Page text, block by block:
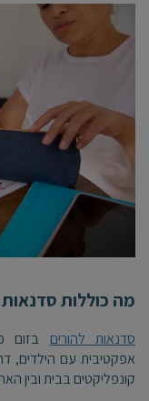
מה כוללות סדנאות
סדנאות להורים בזום
אפקטיבית עם הילדים,
קונפליקטים בבית ובין